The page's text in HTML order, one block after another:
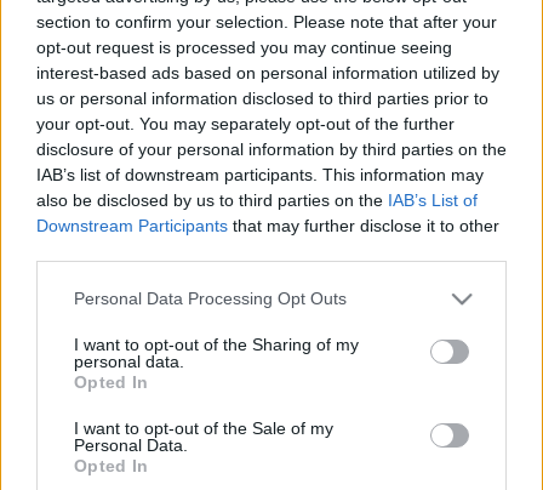
section to confirm your selection. Please note that after your
opt-out request is processed you may continue seeing
interest-based ads based on personal information utilized by
us or personal information disclosed to third parties prior to
your opt-out. You may separately opt-out of the further
disclosure of your personal information by third parties on the
IAB’s list of downstream participants. This information may
also be disclosed by us to third parties on the IAB’s List of
Downstream Participants that may further disclose it to other
Please note that this website/app uses one or more Google
not limited to your visit or usage behaviour. You may click to
grant or deny consent to Google and its third-party tags to
use your data for below specified purposes in below Google
consent section.
Personal Data Processing Opt Outs
I want to opt-out of the Sharing of my
personal data.
Opted In
I want to opt-out of the Sale of my
Personal Data.
Opted In
pszichoaktiv• 2010. november 30.
Na, ez két antidepresszáns, próbálom őket
összehasonlítani, hatás szempontjából szigorúan
szubjektív alapon.Káros mellékhatások:A Kratom
annyira káros a májra, mint kb. a sör, és rendszeres
levélporos formában történő használata az emberek
egy részénél székelési…
Esti kombó
Van egy jó kis kombináció, amit mostanság szoktam
alkalmazni, ha olyan kedvem van:0,24-0,48 gramm
Aranygyökér-kivonat, a kívánt frissességtől
függően. + 7 gramm porított Kóladió + 3 gramm